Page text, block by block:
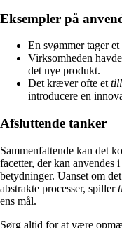
Eksempler på
En svømmer tager et
Virksomheden
det nye produkt.
Det kræver ofte et
introducere en
Afsluttende tanker
Sammenfattende kan det
facetter, der kan
betydninger. Uanset om
abstrakte processer, spiller
ens mål.
Sørg altid for at være